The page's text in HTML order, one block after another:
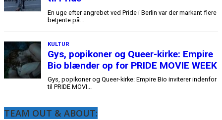
TEAM OUT & ABOUT: